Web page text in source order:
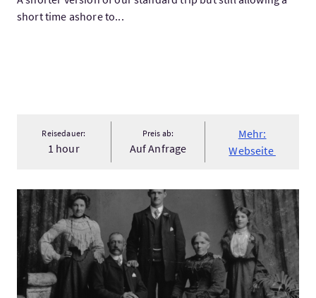
short time ashore to...
Reisedauer:
1 hour
Preis ab:
Auf Anfrage
Mehr:
Webseite
Mehr:Ancestry & Clan Research Tours